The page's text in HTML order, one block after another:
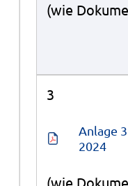
(wie
3
Anlage
2024
(wie